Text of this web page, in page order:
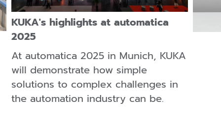
KUKA's highlights at automatica
2025
At automatica 2025 in Munich, KUKA
will demonstrate how simple
solutions to complex challenges in
the automation industry can be.